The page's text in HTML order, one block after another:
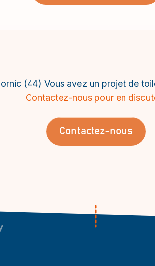
(44) Vous avez un projet de
Contactez-nous pour en
Contactez-nous